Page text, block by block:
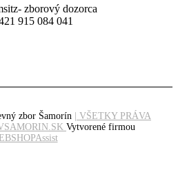
zborový dozorca
915 084 041
zbor Šamorín
| VŠETKY PRÁVA
Vytvorené firmou